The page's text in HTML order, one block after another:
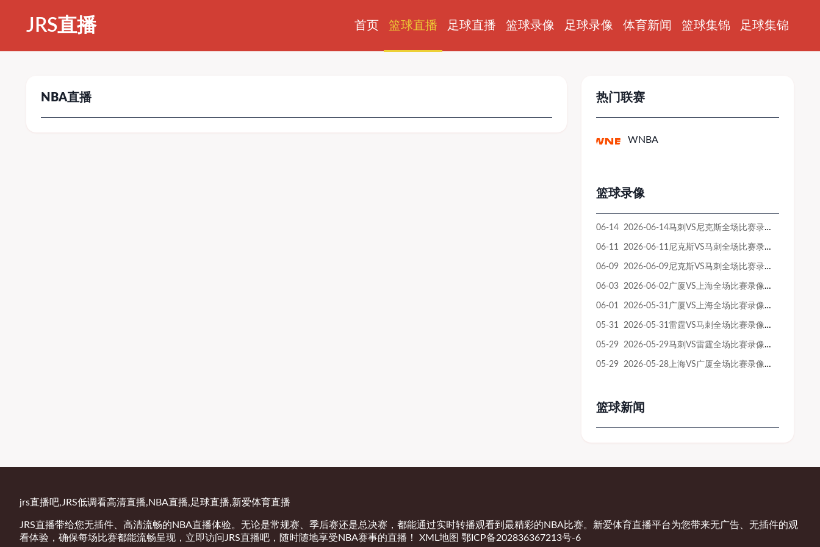
JRS直播 首页 篮球直播 足球直播 篮球录像 足球录像 体育新闻 篮球集锦 足球集锦
NBA直播 热门联赛
WNBA
篮球录像
06-14 2026-06-14马刺VS尼克斯全场比赛录像回放
06-11 2026-06-11尼克斯VS马刺全场比赛录像回放
06-09 2026-06-09尼克斯VS马刺全场比赛录像回放
06-03 2026-06-02广厦VS上海全场比赛录像回放
06-01 2026-05-31广厦VS上海全场比赛录像回放
05-31 2026-05-31雷霆VS马刺全场比赛录像回放
05-29 2026-05-29马刺VS雷霆全场比赛录像回放
05-29 2026-05-28上海VS广厦全场比赛录像回放
篮球新闻
jrs直播吧,JRS低调看高清直播,NBA直播,足球直播,新爱体育直播
JRS直播带给您无插件、高清流畅的NBA直播体验。无论是常规赛、季后赛还是总决赛，都能通过实时转播观看到最精彩的NBA比赛。新爱体育直播平台为您带来无广告、无插件的观
看体验，确保每场比赛都能流畅呈现，立即访问JRS直播吧，随时随地享受NBA赛事的直播！
XML地图 鄂ICP备202836367213号-6